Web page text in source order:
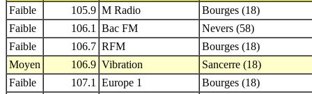
Faible
105.9 M Radio
Bourges (18)
Faible
106.1 Bac FM
Nevers (58)
Faible
106.7 RFM
Bourges (18)
Moyen
106.9 Vibration
Sancerre (18)
Faible
107.1 Europe 1
Bourges (18)